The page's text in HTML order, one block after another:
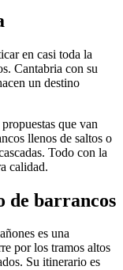
en casi toda la
Cantabria con su
un destino
que van
llenos de saltos o
Todo con la
calidad.
de barrancos
es una
por los tramos altos
Su itinerario es